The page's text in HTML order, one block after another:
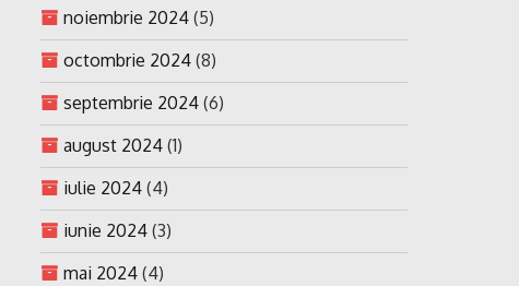
noiembrie 2024 (5)
octombrie 2024 (8)
septembrie 2024 (6)
august 2024 (1)
iulie 2024 (4)
iunie 2024 (3)
mai 2024 (4)